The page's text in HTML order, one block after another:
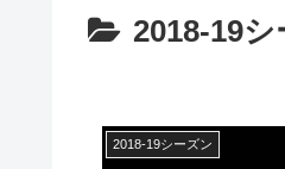
2018-19シ
2018-19シーズン